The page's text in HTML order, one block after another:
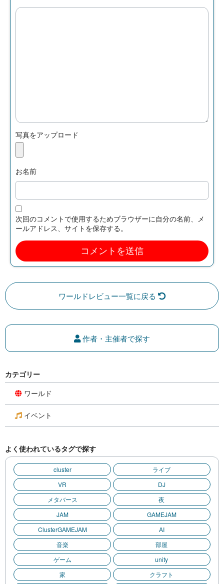
写真をアップロード
お名前
次回のコメントで使用するためブラウザーに自分の名前、メ
ールアドレス、サイトを保存する。
ワールドレビュー一覧に戻る
作者・主催者で探す
カテゴリー
ワールド
イベント
よく使われているタグで探す
cluster
ライブ
VR
DJ
メタバース
夜
JAM
GAMEJAM
ClusterGAMEJAM
AI
音楽
部屋
ゲーム
unity
家
クラフト